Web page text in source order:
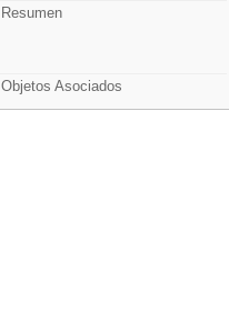
Resumen
Objetos Asociados